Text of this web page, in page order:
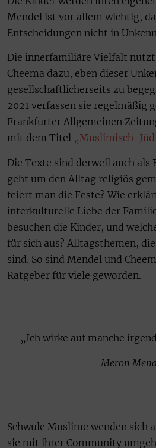
Mendel ist vor allem wichtig,
Entscheidungen nicht in
Die innerfamiliäre Vielfalt nutzt
Cheema dazu, eben dieser
gesellschaftlicherseits zu
2021 verfassen sie regelmäßig
Frankfurter Allgemeinen
mit dem Titel „Muslimisch-
Die Texte sind derweil auch als
geht um den Alltag religiös
feiert man die Feste? Wie
interkulturelle Liebe der
besuchen die Kinder, und
für sich aus? Alltagsthemen,
sind. So sind Mendel und
Ratgeber für viele geworden.
„Ich wirke auf manche
Meron
Schwule Muslime wenden sich
sie mit ihrer Community